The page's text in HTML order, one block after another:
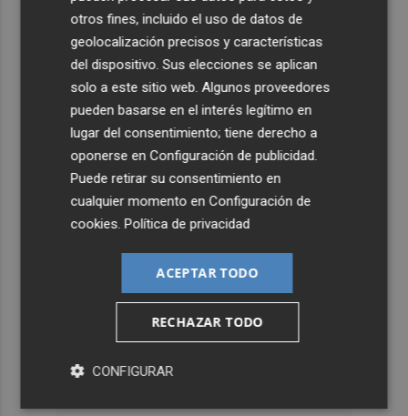
otros fines, incluido el uso de datos de
geolocalización precisos y características
del dispositivo. Sus elecciones se aplican
solo a este sitio web. Algunos proveedores
pueden basarse en el interés legítimo en
lugar del consentimiento; tiene derecho a
oponerse enConfiguración de publicidad
Puede retirar su consentimiento en
cualquier momento enConfiguración de
cookies .Política de privacidad
ACEPTAR TODO
RECHAZAR TODO
CONFIGURAR